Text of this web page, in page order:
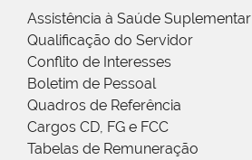
Assistência à Saúde Suplementar
Qualificação do Servidor
Conflito de Interesses
Boletim de Pessoal
Quadros de Referência
Cargos CD, FG e FCC
Tabelas de Remuneração